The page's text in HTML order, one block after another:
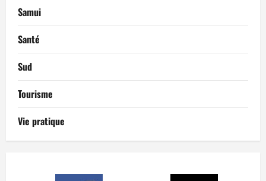
Samui
Santé
Sud
Tourisme
Vie pratique